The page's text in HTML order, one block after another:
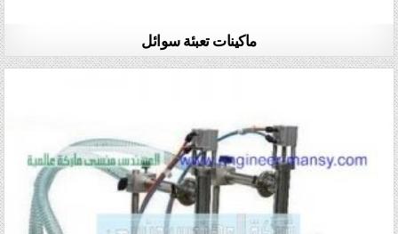
ماكينات تعبئة سوائل